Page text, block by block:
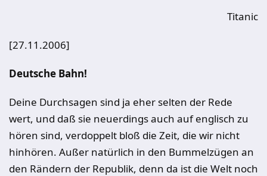
Titanic
[27.11.2006]
Deutsche Bahn!
Deine Durchsagen sind ja eher selten der Rede
wert, und daß sie neuerdings auch auf englisch zu
hören sind, verdoppelt bloß die Zeit, die wir nicht
hinhören. Außer natürlich in den Bummelzügen an
den Rändern der Republik, denn da ist die Welt noch